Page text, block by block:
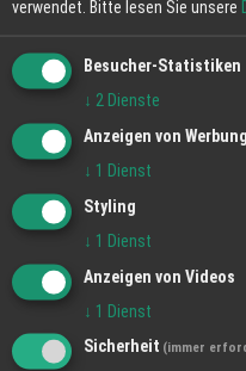
verwendet. Bitte lesen Sie unsere
Besucher-Statistiken
↓ 2 Dienste
Anzeigen von Werbung
↓ 1 Dienst
Styling
↓ 1 Dienst
Anzeigen von Videos
↓ 1 Dienst
Sicherheit (immer